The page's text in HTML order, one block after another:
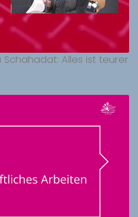
Alles ist teurer